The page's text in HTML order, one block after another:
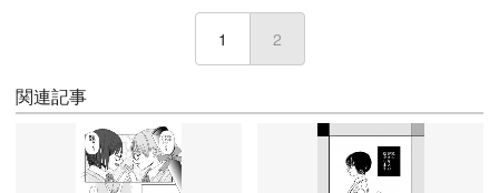
1 2
関連記事